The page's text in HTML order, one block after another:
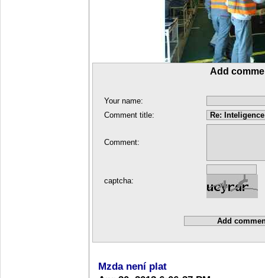
Add
Your name:
Comment title:
Comment:
captcha:
Mzda není plat